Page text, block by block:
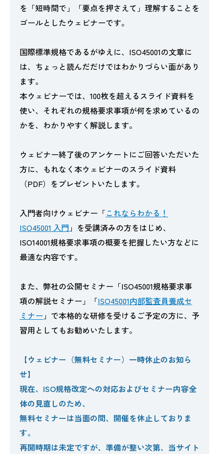
を「短時間で」「要点を押さえて」理解することを
ゴールとしたウェビナーです。
国際標準規格であるがゆえに、ISO45001の文章に
は、ちょっと読んだだけではわかりづらい面があり
ます。
本ウェビナーでは、100枚を超えるスライド資料を
使い、それぞれの規格要求事項が何を求めているの
かを、わかりやすく解説します。
ウェビナー終了後のアンケートにご回答いただいた
方に、もれなく本ウェビナーのスライド資料
（PDF）をプレゼントいたします。
入門者向けウェビナー「これならわかる！
ISO45001 入門 」を受講済みの方をはじめ、
ISO14001規格要求事項の概要を把握したい方などに
最適な内容です。
また、弊社の公開セミナー「ISO45001規格要求事
項の解説セミナー」「ISO45001内部監査員養成セ
ミナー 」で本格的な研修を受けるご予定の方に、予
習用としてもお勧めいたします。
【ウェビナー（無料セミナー）一時休止のお知ら
せ】
現在、ISO規格改定への対応およびセミナー内容全
体の見直しのため、
無料セミナーは当面の間、開催を休止しておりま
す。
再開時期は未定ですが、準備が整い次第、当サイト